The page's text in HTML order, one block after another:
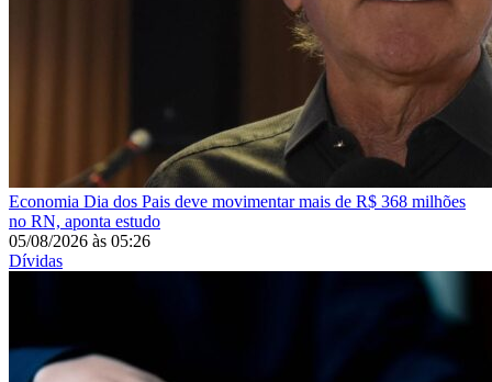
Economia Dia dos Pais deve movimentar mais de R$ 368 milhões
no RN, aponta estudo
05/08/2026 às 05:26
Dívidas